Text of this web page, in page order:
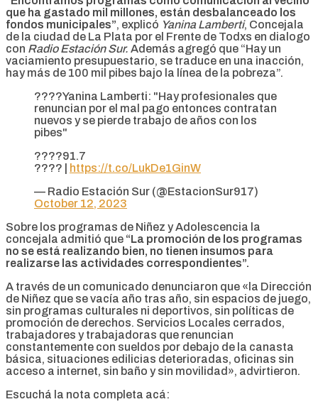
que ha gastado mil millones, están desbalanceado los
fondos municipales”, explicó Yanina Lamberti, Concejala
de la ciudad de La Plata por el Frente de Todxs en dialogo
con Radio Estación Sur. Además agregó que “Hay un
vaciamiento presupuestario, se traduce en una inacción,
hay más de 100 mil pibes bajo la línea de la pobreza”.
????️Yanina Lamberti: "Hay profesionales que
renuncian por el mal pago entonces contratan
nuevos y se pierde trabajo de años con los
pibes"
????91.7
???? |
https://t.co/LukDe1GinW
— Radio Estación Sur (@EstacionSur917)
October 12, 2023
Sobre los programas de Niñez y Adolescencia la
concejala admitió que “La promoción de los programas
no se está realizando bien, no tienen insumos para
realizarse las actividades correspondientes”.
A través de un comunicado denunciaron que «la Dirección
de Niñez que se vacía año tras año, sin espacios de juego,
sin programas culturales ni deportivos, sin políticas de
promoción de derechos. Servicios Locales cerrados,
trabajadores y trabajadoras que renuncian
constantemente con sueldos por debajo de la canasta
básica, situaciones edilicias deterioradas, oficinas sin
acceso a internet, sin baño y sin movilidad», advirtieron.
Escuchá la nota completa acá: